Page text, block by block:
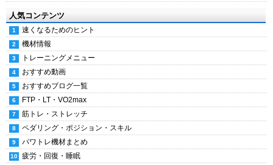
人気コンテンツ
速くなるためのヒント
機材情報
トレーニングメニュー
おすすめ動画
おすすめブログ一覧
FTP・LT・VO2max
筋トレ・ストレッチ
ペダリング・ポジション・スキル
パワトレ機材まとめ
疲労・回復・睡眠